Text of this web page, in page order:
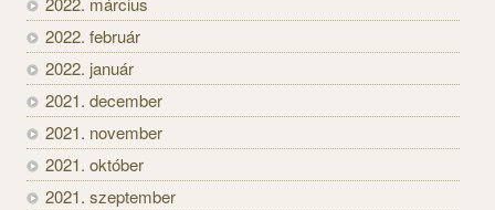
2022. február
2022. január
2021. december
2021. november
2021. október
2021. szeptember